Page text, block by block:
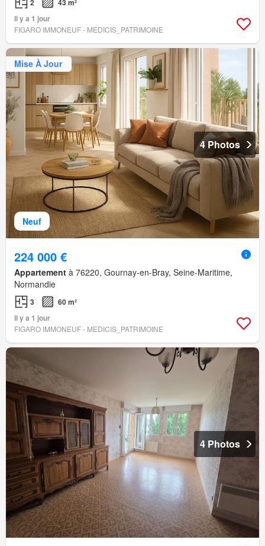
2
43 m²
Il y a 1 jour
FIGARO IMMONEUF - MEDICIS_PATRIMOINE
Neuf
Mise À Jour
4 Photos
224 000 €
Appartement à 76220, Gournay-en-Bray, Seine-Maritime,
Normandie
3
60 m²
Il y a 1 jour
FIGARO IMMONEUF - MEDICIS_PATRIMOINE
4 Photos